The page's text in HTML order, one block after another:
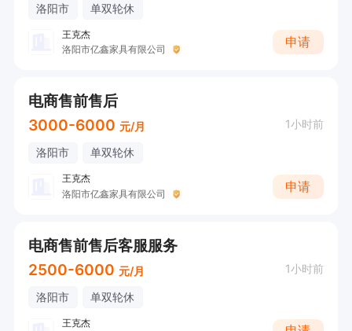
洛阳市 单双轮休
王克杰
洛阳市亿鑫家具有限公司
申请
电商售前售后
3000-6000 元/月 1小时前
洛阳市 单双轮休
王克杰
洛阳市亿鑫家具有限公司
申请
电商售前售后客服服务
2500-6000 元/月 1小时前
洛阳市 单双轮休
王克杰